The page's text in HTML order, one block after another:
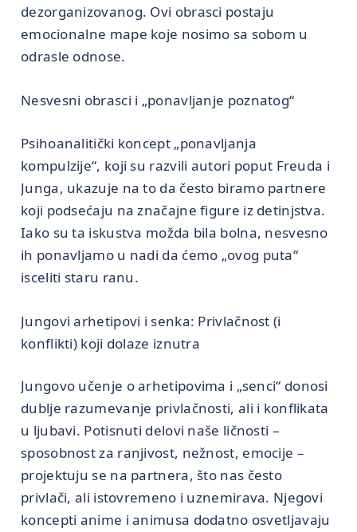
dezorganizovanog. Ovi obrasci postaju
emocionalne mape koje nosimo sa sobom u
odrasle odnose.
Nesvesni obrasci i „ponavljanje poznatog“
Psihoanalitički koncept „ponavljanja
kompulzije“, koji su razvili autori poput Freuda i
Junga, ukazuje na to da često biramo partnere
koji podsećaju na značajne figure iz detinjstva.
Iako su ta iskustva možda bila bolna, nesvesno
ih ponavljamo u nadi da ćemo „ovog puta“
isceliti staru ranu.
Jungovi arhetipovi i senka: Privlačnost (i
konflikti) koji dolaze iznutra
Jungovo učenje o arhetipovima i „senci“ donosi
dublje razumevanje privlačnosti, ali i konflikata
u ljubavi. Potisnuti delovi naše ličnosti –
sposobnost za ranjivost, nežnost, emocije –
projektuju se na partnera, što nas često
privlači, ali istovremeno i uznemirava. Njegovi
koncepti anime i animusa dodatno osvetljavaju